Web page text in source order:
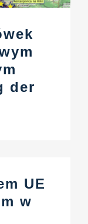
der
UE
w